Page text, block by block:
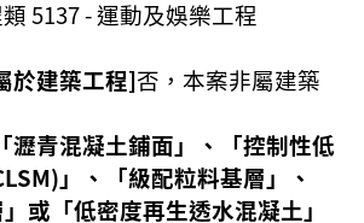
5137 - 運動及娛樂工程
於建築工程]否，本案非屬建築
瀝青混凝土鋪面」、「控制性低
」、「級配粒料基層」、
」或「低密度再生透水混凝土」